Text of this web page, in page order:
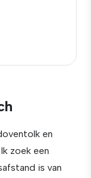
en
zoek een
is van